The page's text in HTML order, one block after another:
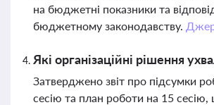
на бюджетні показники та
бюджетному законодавству.
Які організаційні рішення
Затверджено звіт про підсумки
сесію та план роботи на 15